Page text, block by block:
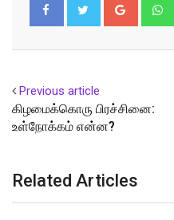
Google+
Previous article
கிழமைக்கொரு பிரச்சினை:
உள்நோக்கம் என்ன?
Related Articles